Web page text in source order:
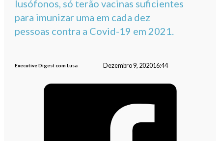
lusófonos, só terão vacinas suficientes
para imunizar uma em cada dez
pessoas contra a Covid-19 em 2021.
Executive Digest com Lusa Dezembro 9, 202016:44